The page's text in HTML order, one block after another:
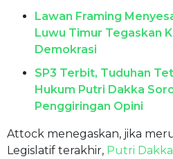
Lawan Framing
Luwu Timur Tegaskan
Demokrasi​
SP3 Terbit, Tuduhan
Hukum Putri Dakka
Penggiringan Opini
Attock menegaskan, jika
Legislatif terakhir, Putri Dakka